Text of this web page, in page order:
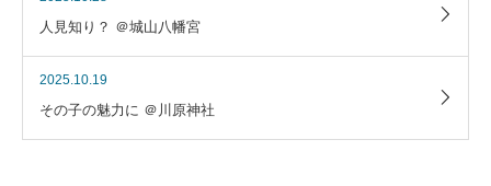
人見知り？ ＠城山八幡宮
2025.10.19
その子の魅力に ＠川原神社